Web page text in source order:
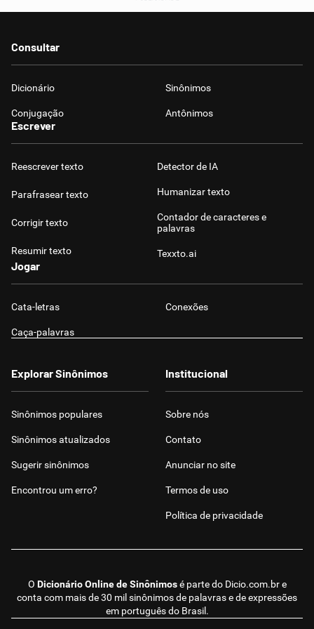
Consultar
Dicionário Sinônimos
Conjugação Antônimos
Escrever
Reescrever texto
Parafrasear texto
Corrigir texto
Resumir texto
Detector de IA
Humanizar texto
Contador de caracteres e
palavras
Texxto.ai
Jogar
Cata-letras Conexões
Caça-palavras
O Dicionário Online de Sinônimosé parte do Dicio.com.bre
conta com mais de 30 mil sinônimos de palavras e de expressões
em português do Brasil.
Explorar Sinônimos
Sinônimos populares
Sinônimos atualizados
Sugerir sinônimos
Encontrou um erro?
Institucional
Sobre nós
Contato
Anunciar no site
Termos de uso
Política de privacidade